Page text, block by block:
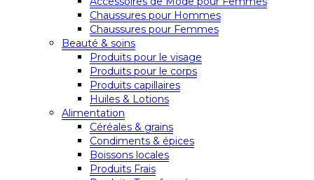
Chaussures pour Hommes
Chaussures pour Femmes
Beauté & soins
Produits pour le visage
Produits pour le corps
Produits capillaires
Huiles & Lotions
Alimentation
Céréales & grains
Condiments & épices
Boissons locales
Produits Frais